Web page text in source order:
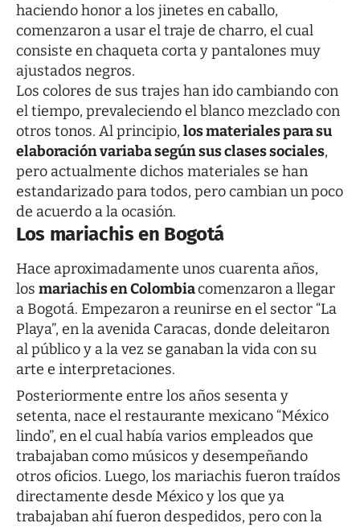
haciendo honor a los jinetes en caballo,
comenzaron a usar el traje de charro, el cual
consiste en chaqueta corta y pantalones muy
ajustados negros.
Los colores de sus trajes han ido cambiando con
el tiempo, prevaleciendo el blanco mezclado con
otros tonos. Al principio, los materiales para su
elaboración variaba según sus clases sociales,
pero actualmente dichos materiales se han
estandarizado para todos, pero cambian un poco
de acuerdo a la ocasión.
Los mariachis en Bogotá
Hace aproximadamente unos cuarenta años,
los mariachis en Colombiacomenzaron a llegar
a Bogotá. Empezaron a reunirse en el sector “La
Playa”, en la avenida Caracas, donde deleitaron
al público y a la vez se ganaban la vida con su
arte e interpretaciones.
Posteriormente entre los años sesenta y
setenta, nace el restaurante mexicano “México
lindo”, en el cual había varios empleados que
trabajaban como músicos y desempeñando
otros oficios. Luego, los mariachis fueron traídos
directamente desde México y los que ya
trabajaban ahí fueron despedidos, pero con la